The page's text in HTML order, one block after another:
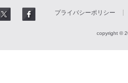
プライバシーポリシー
copyright ©